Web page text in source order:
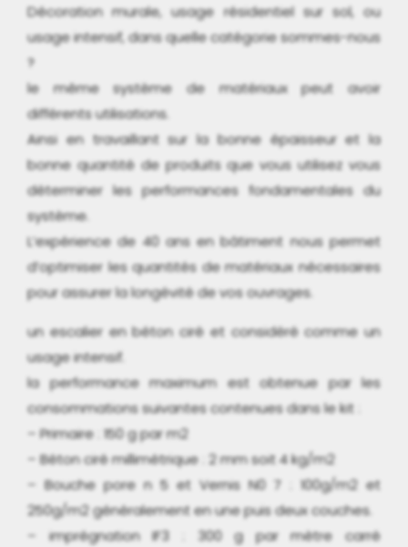
Décoration murale, usage résidentiel sur sol, ou
usage intensif, dans quelle catégorie sommes-nous
?
le même système de matériaux peut avoir
différents utilisations.
Ainsi en travaillant sur la bonne épaisseur et la
bonne quantité de produits que vous utilisez vous
déterminer les performances fondamentales du
système.
L’expérience de 40 ans en bâtiment nous permet
d’optimiser les quantités de matériaux nécessaires
pour assurer la longévité de vos ouvrages.
un escalier en béton ciré et considéré comme un
usage intensif.
la performance maximum est obtenue par les
consommations suivantes contenues dans le kit :
– Primaire : 150 g par m2
– Béton ciré millimétrique : 2 mm soit 4 kg/m2
– Bouche pore n 5 et Vernis N0 7 : 100g/m2 et
250g/m2 généralement en une puis deux couches.
– imprégnation IF3 : 300 g par mètre carré